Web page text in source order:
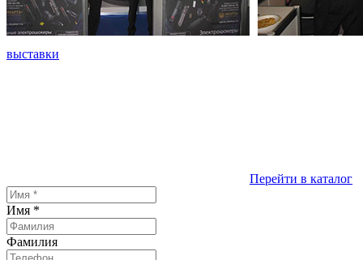
выставки
Перейти в каталог
Имя *
Фамилия